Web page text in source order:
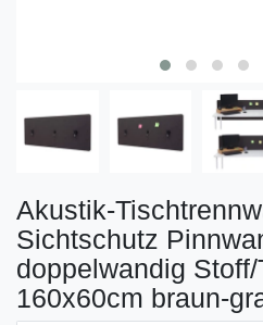
Akustik-
Sichtschutz
doppelwandig Stoff/
160x60cm braun-